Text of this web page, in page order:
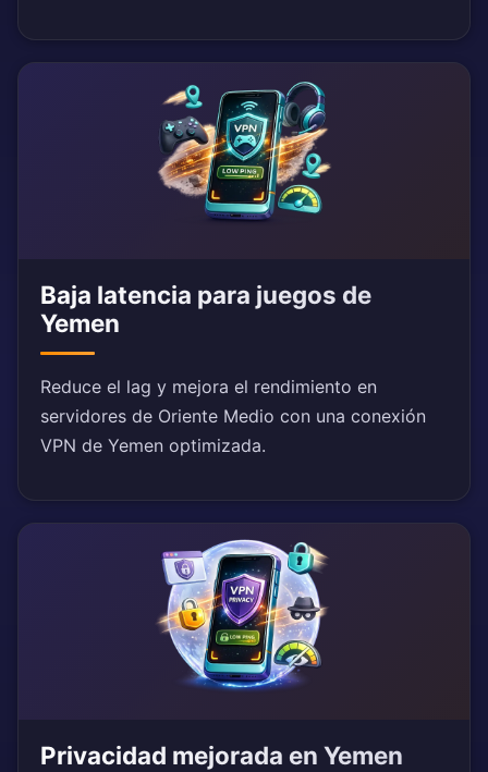
Baja latencia para juegos de
Yemen
Reduce el lag y mejora el rendimiento en
servidores de Oriente Medio con una conexión
VPN de Yemen optimizada.
Privacidad mejorada en Yemen